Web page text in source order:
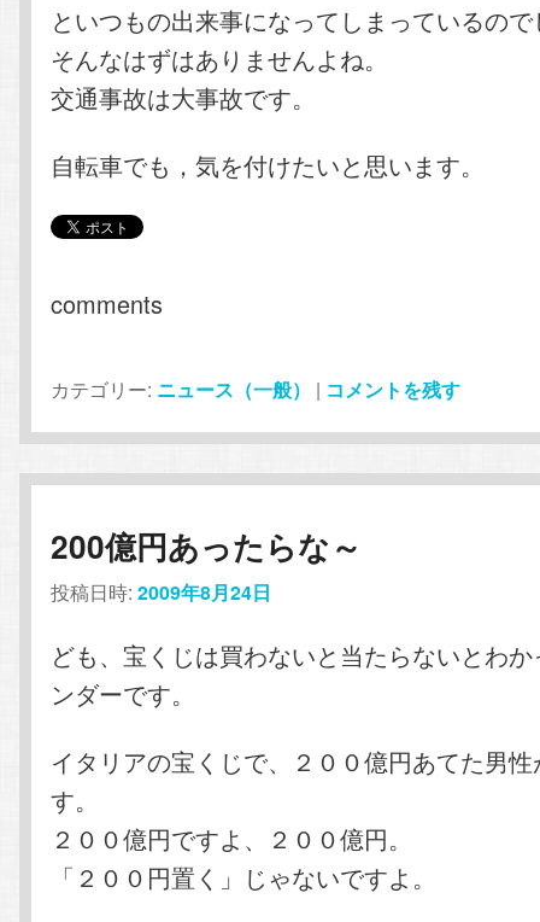
といつもの出来事になってしまっているの
そんなはずはありませんよね。
交通事故は大事故です。
自転車でも，気を付けたいと思います。
comments
カテゴリー: ニュース（一般） | コメントを残す
200億円あったらな～
投稿日時:2009年8月24日
ども、宝くじは買わないと当たらないとわ
ンダーです。
イタリアの宝くじで、２００億円あてた男
す。
２００億円ですよ、２００億円。
「２００円置く」じゃないですよ。